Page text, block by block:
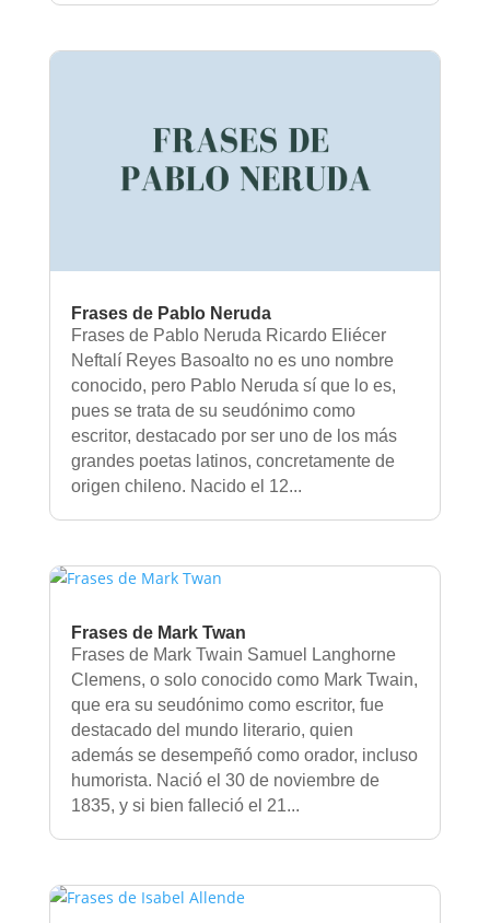
Frases de Pablo Neruda
Frases de Pablo Neruda Ricardo Eliécer
Neftalí Reyes Basoalto no es uno nombre
conocido, pero Pablo Neruda sí que lo es,
pues se trata de su seudónimo como
escritor, destacado por ser uno de los más
grandes poetas latinos, concretamente de
origen chileno. Nacido el 12...
Frases de Mark Twan
Frases de Mark Twain Samuel Langhorne
Clemens, o solo conocido como Mark Twain,
que era su seudónimo como escritor, fue
destacado del mundo literario, quien
además se desempeñó como orador, incluso
humorista. Nació el 30 de noviembre de
1835, y si bien falleció el 21...